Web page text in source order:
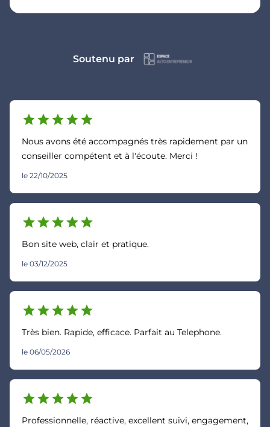
Soutenu par
starstarstarstarstar
Nous avons été accompagnés très rapidement par un
conseiller compétent et à l'écoute. Merci !
le 22/10/2025
starstarstarstarstar
Bon site web, clair et pratique.
le 03/12/2025
starstarstarstarstar
Très bien. Rapide, efficace. Parfait au Telephone.
le 06/05/2026
starstarstarstarstar
Professionnelle, réactive, excellent suivi, engagement,